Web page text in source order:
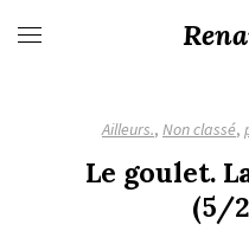
Ailleurs., Non classé,
Le goulet.
(5/